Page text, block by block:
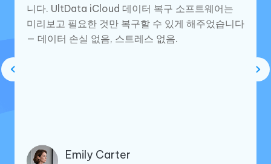
니다. UltData iCloud 데이터 복구 소프트웨어는
미리보고 필요한 것만 복구할 수 있게 해주었습니다
— 데이터 손실 없음, 스트레스 없음.
Emily Carter